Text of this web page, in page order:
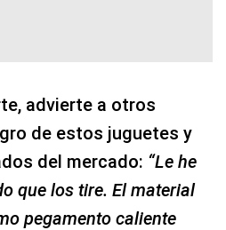
advierte a otros
de estos juguetes y
del mercado: “Le he
que los tire. El material
pegamento caliente